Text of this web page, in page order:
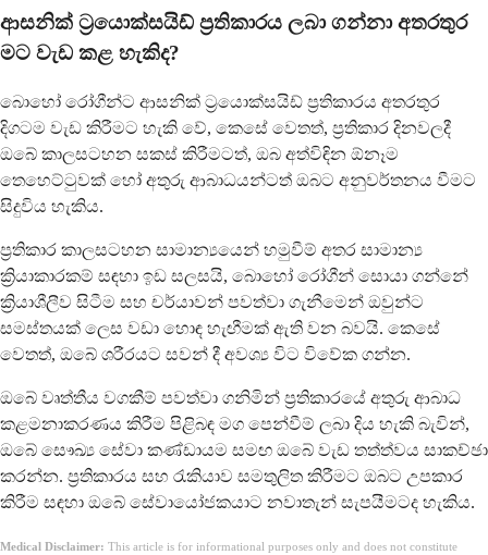
ආසනික් ට්‍රයොක්සයිඩ් ප්‍රතිකාරය ලබා ගන්නා අතරතුර
මට වැඩ කළ හැකිද?
බොහෝ රෝගීන්ට ආසනික් ට්‍රයොක්සයිඩ් ප්‍රතිකාරය අතරතුර
දිගටම වැඩ කිරීමට හැකි වේ, කෙසේ වෙතත්, ප්‍රතිකාර දිනවලදී
ඔබේ කාලසටහන සකස් කිරීමටත්, ඔබ අත්විඳින ඕනෑම
තෙහෙට්ටුවක් හෝ අතුරු ආබාධයන්ටත් ඔබට අනුවර්තනය වීමට
සිදුවිය හැකිය.
ප්‍රතිකාර කාලසටහන සාමාන්‍යයෙන් හමුවීම් අතර සාමාන්‍ය
ක්‍රියාකාරකම් සඳහා ඉඩ සලසයි, බොහෝ රෝගීන් සොයා ගන්නේ
ක්‍රියාශීලීව සිටීම සහ චර්යාවන් පවත්වා ගැනීමෙන් ඔවුන්ට
සමස්තයක් ලෙස වඩා හොඳ හැඟීමක් ඇති වන බවයි. කෙසේ
වෙතත්, ඔබේ ශරීරයට සවන් දී අවශ්‍ය විට විවේක ගන්න.
ඔබේ වෘත්තීය වගකීම් පවත්වා ගනිමින් ප්‍රතිකාරයේ අතුරු ආබාධ
කළමනාකරණය කිරීම පිළිබඳ මග පෙන්වීම් ලබා දිය හැකි බැවින්,
ඔබේ සෞඛ්‍ය සේවා කණ්ඩායම සමඟ ඔබේ වැඩ තත්ත්වය සාකච්ඡා
කරන්න. ප්‍රතිකාරය සහ රැකියාව සමතුලිත කිරීමට ඔබට උපකාර
කිරීම සඳහා ඔබේ සේවායෝජකයාට නවාතැන් සැපයීමටද හැකිය.
Medical Disclaimer: This article is for informational purposes only and does not constitute